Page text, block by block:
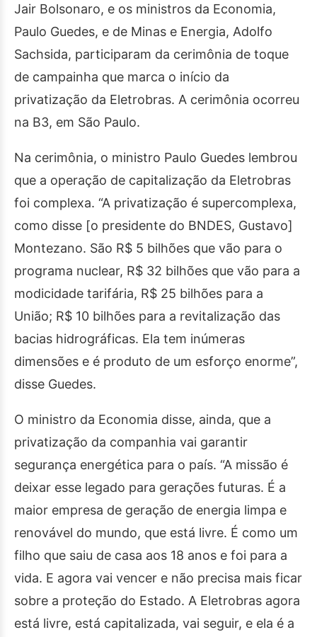
Jair Bolsonaro, e os ministros da Economia,
Paulo Guedes, e de Minas e Energia, Adolfo
Sachsida, participaram da cerimônia de toque
de campainha que marca o início da
privatização da Eletrobras. A cerimônia ocorreu
na B3, em São Paulo.
Na cerimônia, o ministro Paulo Guedes lembrou
que a operação de capitalização da Eletrobras
foi complexa. “A privatização é supercomplexa,
como disse [o presidente do BNDES, Gustavo]
Montezano. São R$ 5 bilhões que vão para o
programa nuclear, R$ 32 bilhões que vão para a
modicidade tarifária, R$ 25 bilhões para a
União; R$ 10 bilhões para a revitalização das
bacias hidrográficas. Ela tem inúmeras
dimensões e é produto de um esforço enorme”,
disse Guedes.
O ministro da Economia disse, ainda, que a
privatização da companhia vai garantir
segurança energética para o país. “A missão é
deixar esse legado para gerações futuras. É a
maior empresa de geração de energia limpa e
renovável do mundo, que está livre. É como um
filho que saiu de casa aos 18 anos e foi para a
vida. E agora vai vencer e não precisa mais ficar
sobre a proteção do Estado. A Eletrobras agora
está livre, está capitalizada, vai seguir, e ela é a